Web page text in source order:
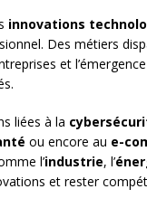
innovations
Des métiers
et
liées à la
ou encore au e-
l’industrie, l’
et rester